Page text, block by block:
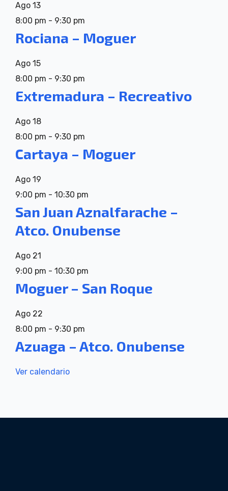
Ago 13
8:00 pm - 9:30 pm
Rociana – Moguer
Ago 15
8:00 pm - 9:30 pm
Extremadura – Recreativo
Ago 18
8:00 pm - 9:30 pm
Cartaya – Moguer
Ago 19
9:00 pm - 10:30 pm
San Juan Aznalfarache –
Atco. Onubense
Ago 21
9:00 pm - 10:30 pm
Moguer – San Roque
Ago 22
8:00 pm - 9:30 pm
Azuaga – Atco. Onubense
Ver calendario